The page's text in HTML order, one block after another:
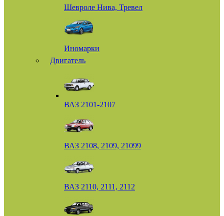
Шевроле Нива, Тревел
Иномарки
Двигатель
ВАЗ 2101-2107
ВАЗ 2108, 2109, 21099
ВАЗ 2110, 2111, 2112